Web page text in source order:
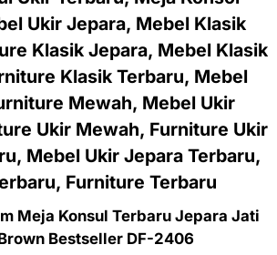
Ukir Jepara, Mebel Klasik
Klasik Jepara, Mebel Klasik
Klasik Terbaru, Mebel
Mewah, Mebel Ukir
Ukir Mewah, Furniture Ukir
Mebel Ukir Jepara Terbaru,
Furniture Terbaru
Meja Konsul Terbaru Jepara Jati
Bestseller DF-2406